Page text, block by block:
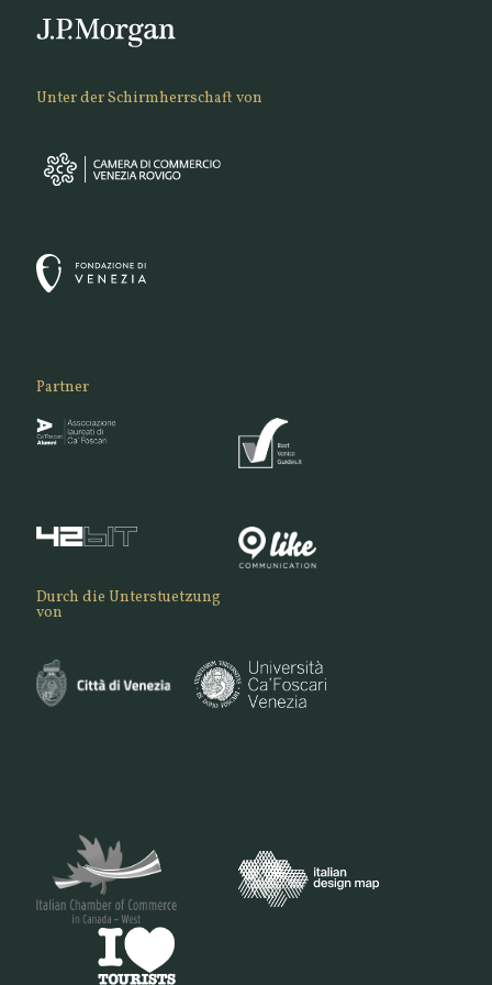
Unter der Schirmherrschaft von
Partner
Durch die Unterstuetzung
von